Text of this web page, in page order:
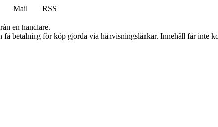
Mail
RSS
en handlare.
betalning för köp gjorda via hänvisningslänkar. Innehåll får inte